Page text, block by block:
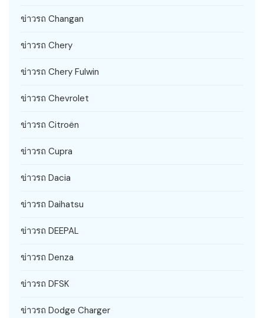
ข่าวรถ Changan
ข่าวรถ Chery
ข่าวรถ Chery Fulwin
ข่าวรถ Chevrolet
ข่าวรถ Citroën
ข่าวรถ Cupra
ข่าวรถ Dacia
ข่าวรถ Daihatsu
ข่าวรถ DEEPAL
ข่าวรถ Denza
ข่าวรถ DFSK
ข่าวรถ Dodge Charger